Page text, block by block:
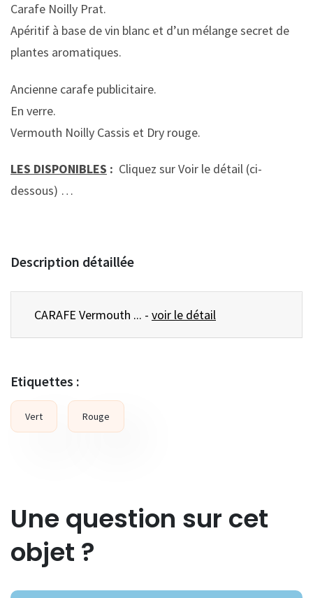
Carafe Noilly Prat.
Apéritif à base de vin blanc et d’un mélange secret de
plantes aromatiques.
Ancienne carafe publicitaire.
En verre.
Vermouth Noilly Cassis et Dry rouge.
LES DISPONIBLES : Cliquez sur Voir le détail (ci-
dessous) …
Description détaillée
CARAFE Vermouth ... - voir le détail
Etiquettes :
Vert Rouge
Une question sur cet
objet ?